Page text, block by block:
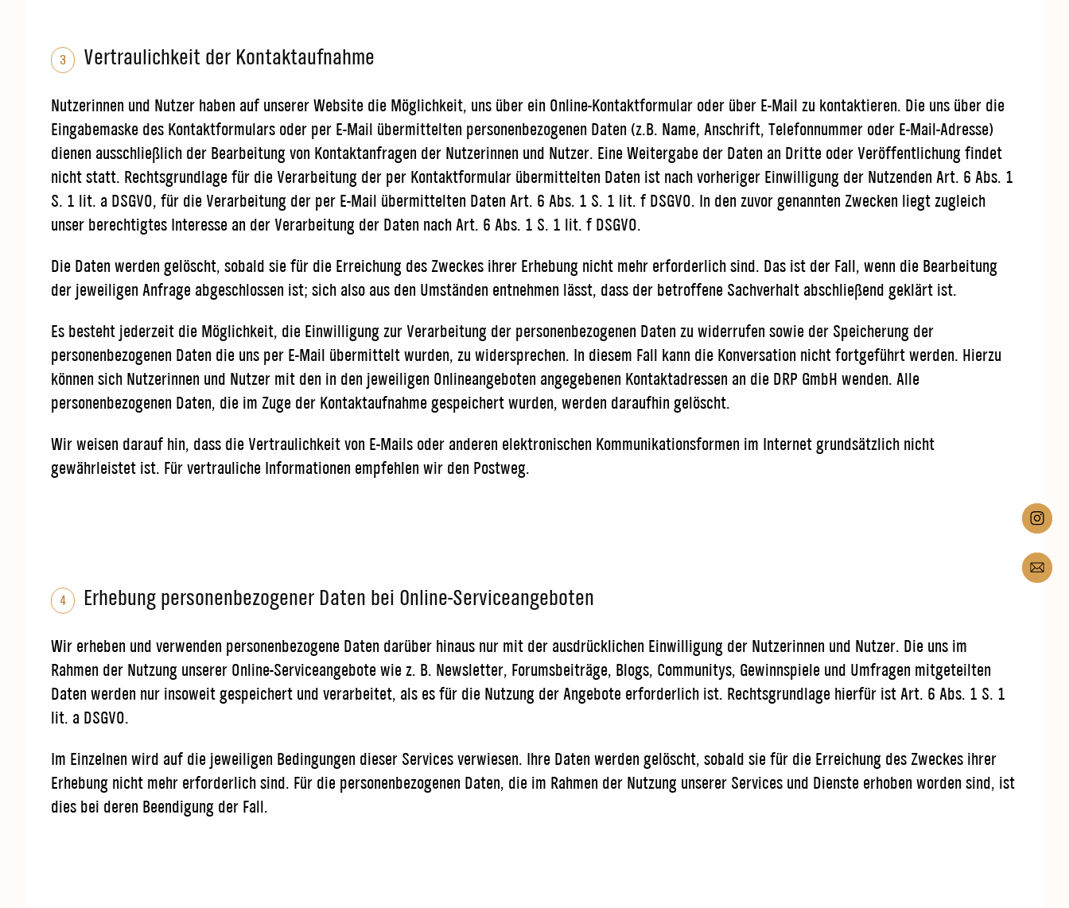
3 Vertraulichkeit der Kontaktaufnahme
Nutzerinnen und Nutzer haben auf unserer Website die Möglichkeit, uns über ein Online-Kontaktformular oder über E-Mail zu kontaktieren. Die uns über die
Eingabemaske des Kontaktformulars oder per E-Mail übermittelten personenbezogenen Daten (z.B. Name, Anschrift, Telefonnummer oder E-Mail-Adresse)
dienen ausschließlich der Bearbeitung von Kontaktanfragen der Nutzerinnen und Nutzer. Eine Weitergabe der Daten an Dritte oder Veröffentlichung findet
nicht statt. Rechtsgrundlage für die Verarbeitung der per Kontaktformular übermittelten Daten ist nach vorheriger Einwilligung der Nutzenden Art. 6 Abs. 1
S. 1 lit. a DSGVO, für die Verarbeitung der per E-Mail übermittelten Daten Art. 6 Abs. 1 S. 1 lit. f DSGVO. In den zuvor genannten Zwecken liegt zugleich
unser berechtigtes Interesse an der Verarbeitung der Daten nach Art. 6 Abs. 1 S. 1 lit. f DSGVO.
Die Daten werden gelöscht, sobald sie für die Erreichung des Zweckes ihrer Erhebung nicht mehr erforderlich sind. Das ist der Fall, wenn die Bearbeitung
der jeweiligen Anfrage abgeschlossen ist; sich also aus den Umständen entnehmen lässt, dass der betroffene Sachverhalt abschließend geklärt ist.
Es besteht jederzeit die Möglichkeit, die Einwilligung zur Verarbeitung der personenbezogenen Daten zu widerrufen sowie der Speicherung der
personenbezogenen Daten die uns per E-Mail übermittelt wurden, zu widersprechen. In diesem Fall kann die Konversation nicht fortgeführt werden. Hierzu
können sich Nutzerinnen und Nutzer mit den in den jeweiligen Onlineangeboten angegebenen Kontaktadressen an die DRP GmbH wenden. Alle
personenbezogenen Daten, die im Zuge der Kontaktaufnahme gespeichert wurden, werden daraufhin gelöscht.
Wir weisen darauf hin, dass die Vertraulichkeit von E-Mails oder anderen elektronischen Kommunikationsformen im Internet grundsätzlich nicht
gewährleistet ist. Für vertrauliche Informationen empfehlen wir den Postweg.
4 Erhebung personenbezogener Daten bei Online-Serviceangeboten
Wir erheben und verwenden personenbezogene Daten darüber hinaus nur mit der ausdrücklichen Einwilligung der Nutzerinnen und Nutzer. Die uns im
Rahmen der Nutzung unserer Online-Serviceangebote wie z. B. Newsletter, Forumsbeiträge, Blogs, Communitys, Gewinnspiele und Umfragen mitgeteilten
Daten werden nur insoweit gespeichert und verarbeitet, als es für die Nutzung der Angebote erforderlich ist. Rechtsgrundlage hierfür ist Art. 6 Abs. 1 S. 1
lit. a DSGVO.
Im Einzelnen wird auf die jeweiligen Bedingungen dieser Services verwiesen. Ihre Daten werden gelöscht, sobald sie für die Erreichung des Zweckes ihrer
Erhebung nicht mehr erforderlich sind. Für die personenbezogenen Daten, die im Rahmen der Nutzung unserer Services und Dienste erhoben worden sind, ist
dies bei deren Beendigung der Fall.